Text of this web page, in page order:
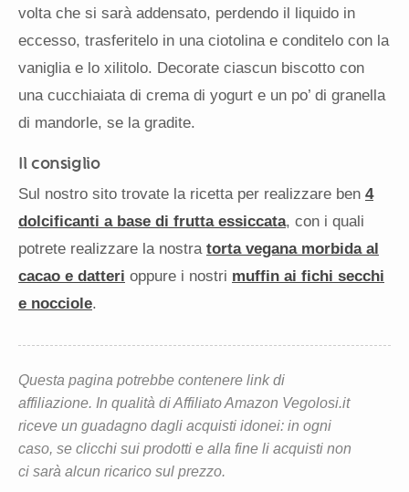
volta che si sarà addensato, perdendo il liquido in
eccesso, trasferitelo in una ciotolina e conditelo con la
vaniglia e lo xilitolo. Decorate ciascun biscotto con
una cucchiaiata di crema di yogurt e un po’ di granella
di mandorle, se la gradite.
Il consiglio
Sul nostro sito trovate la ricetta per realizzare ben 4
dolcificanti a base di frutta essiccata, con i quali
potrete realizzare la nostra torta vegana morbida al
cacao e datteri oppure i nostri muffin ai fichi secchi
e nocciole.
Questa pagina potrebbe contenere link di
affiliazione. In qualità di Affiliato Amazon Vegolosi.it
riceve un guadagno dagli acquisti idonei: in ogni
caso, se clicchi sui prodotti e alla fine li acquisti non
ci sarà alcun ricarico sul prezzo.